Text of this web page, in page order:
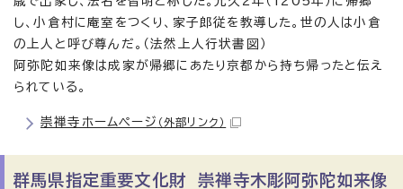
し、小倉村に庵室をつくり、家子郎従を教導した。世の人は小倉
の上人と呼び尊んだ。（法然上人行状書図）
阿弥陀如来像は成家が帰郷にあたり京都から持ち帰ったと伝え
られている。
崇禅寺ホームページ （外部リンク）
群馬県指定重要文化財 崇禅寺木彫阿弥陀如来像